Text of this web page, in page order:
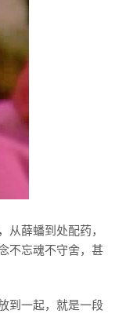
从薛蟠到处配药，
不忘魂不守舍，甚
到一起，就是一段